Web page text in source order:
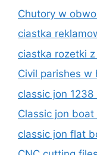
Chutory w
ciastka
ciastka rozetki
Civil parishes w
classic jon
Classic jon
classic jon flat